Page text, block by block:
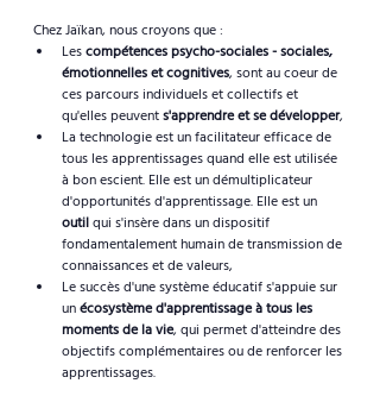
Chez Jaïkan, nous croyons que :
Les compétences psycho-sociales - sociales,
émotionnelles et cognitives, sont au coeur de
ces parcours individuels et collectifs et
qu'elles peuvent s'apprendre et se développer,
La technologie est un facilitateur efficace de
tous les apprentissages quand elle est utilisée
à bon escient. Elle est un démultiplicateur
d'opportunités d'apprentissage. Elle est un
outil qui s'insère dans un dispositif
fondamentalement humain de transmission de
connaissances et de valeurs,
Le succès d'une système éducatif s'appuie sur
un écosystème d'apprentissage à tous les
moments de la vie, qui permet d'atteindre des
objectifs complémentaires ou de renforcer les
apprentissages.